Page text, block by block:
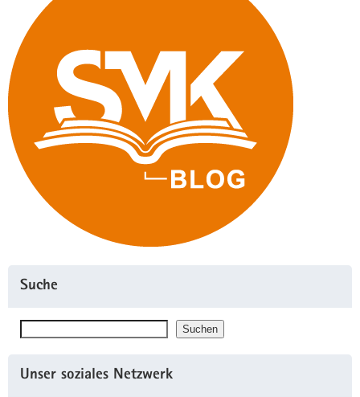
Suche
Suchen
Unser soziales Netzwerk